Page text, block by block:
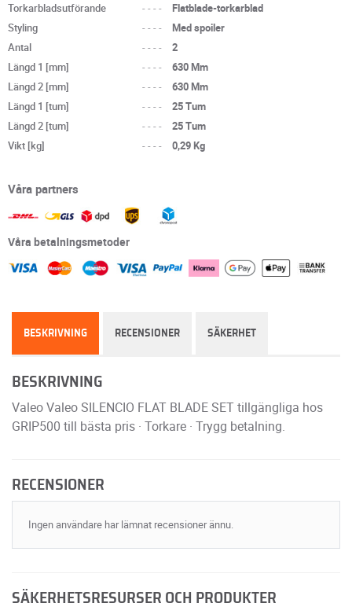
Torkarbladsutförande
----
Flatblade-torkarblad
Styling
----
Med spoiler
Antal
----
2
Längd 1 [mm]
----
630 Mm
Längd 2 [mm]
----
630 Mm
Längd 1 [tum]
----
25 Tum
Längd 2 [tum]
----
25 Tum
Vikt [kg]
---- 0,29 Kg
Våra partners
Våra betalningsmetoder
BESKRIVNING RECENSIONER SÄKERHET
BESKRIVNING
Valeo Valeo SILENCIO FLAT BLADE SET tillgängliga hos
GRIP500 till bästa pris · Torkare · Trygg betalning.
RECENSIONER
Ingen användare har lämnat recensioner ännu.
SÄKERHETSRESURSER OCH PRODUKTER